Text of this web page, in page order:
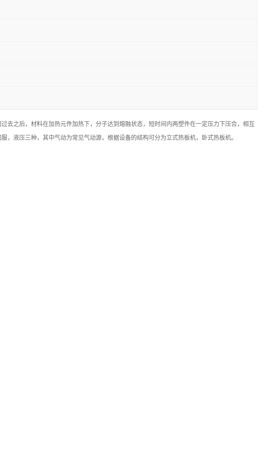
之后，材料在加热元件加热下，分子达到熔融状态，短时间内两塑件在一定压力下压合，相互
液压三种，其中气动为常见气动源，根据设备的结构可分为立式热板机，卧式热板机。